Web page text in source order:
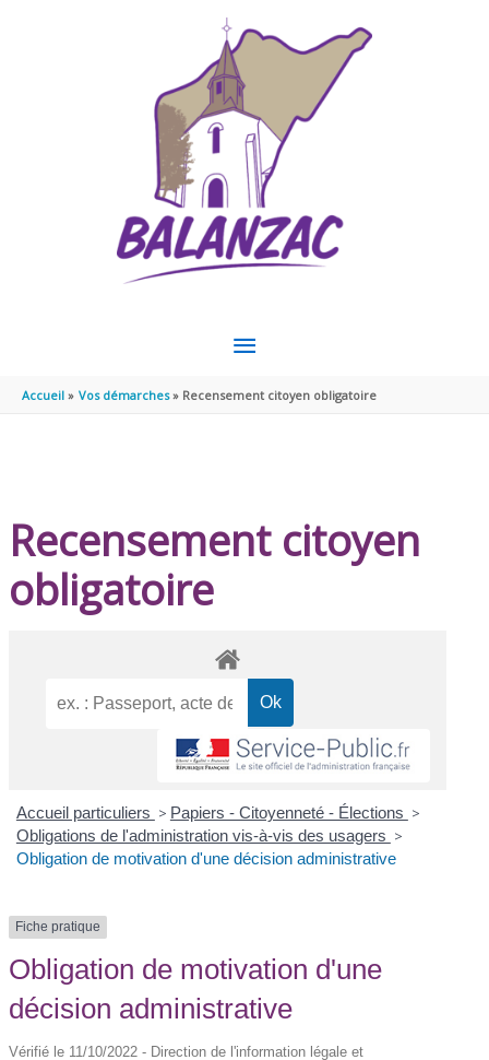
MENU
PRINCIPAL
Accueil Vos démarches Recensement citoyen obligatoire
Recensement citoyen
obligatoire
Accueil particuliers > Papiers - Citoyenneté - Élections >
Obligations de l'administration vis-à-vis des usagers >
Obligation de motivation d'une décision administrative
Fiche pratique
Obligation de motivation d'une
décision administrative
Vérifié le 11/10/2022 - Direction de l'information légale et